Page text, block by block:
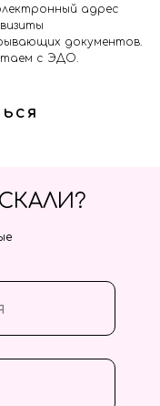
адрес
документов.
с ЭДО.